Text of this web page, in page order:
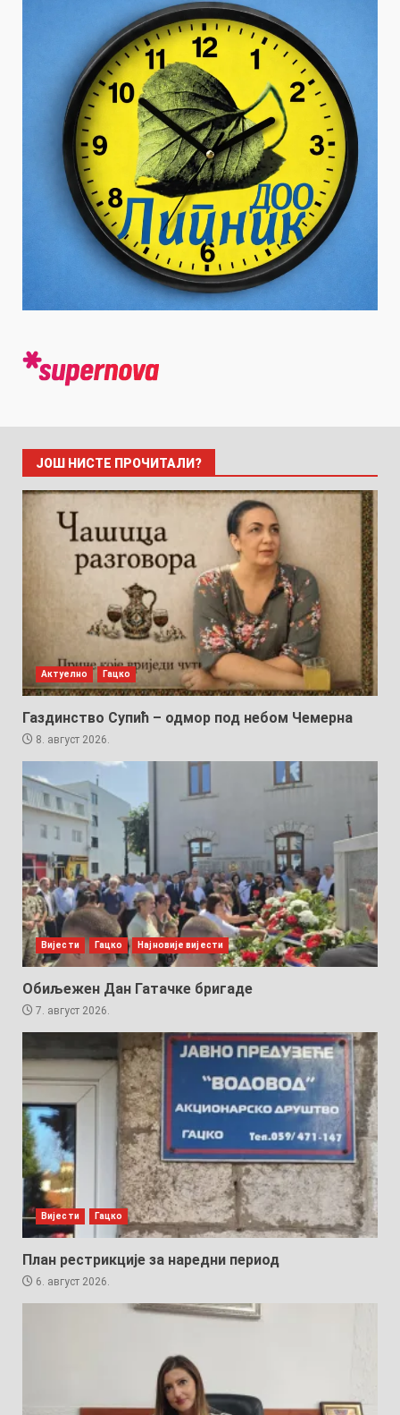
ЈОШ НИСТЕ ПРОЧИТАЛИ?
Актуелно Гацко
Газдинство Супић – одмор под небом Чемерна
8. август 2026.
Вијести Гацко Најновије вијести
Обиљежен Дан Гатачке бригаде
7. август 2026.
Вијести Гацко
План рестрикције за наредни период
6. август 2026.